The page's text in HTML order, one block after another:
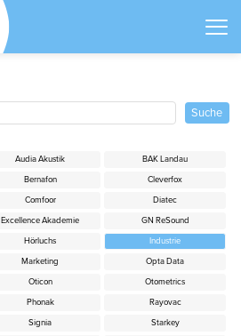
Audia Akustik
BAK Landau
Bernafon
Cleverfox
Comfoor
Diatec
Excellence Akademie
GN ReSound
Hörluchs
Industrie
Marketing
Opta Data
Oticon
Otometrics
Phonak
Rayovac
Signia
Starkey